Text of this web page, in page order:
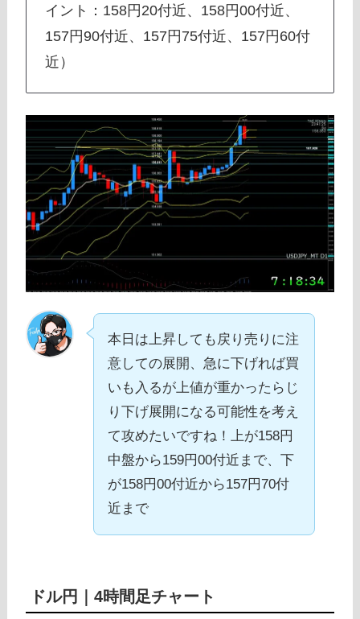
イント：158円20付近、158円00付近、
157円90付近、157円75付近、157円60付
近）
本日は上昇しても戻り売りに注
意しての展開、急に下げれば買
いも入るが上値が重かったらじ
り下げ展開になる可能性を考え
て攻めたいですね！上が158円
中盤から159円00付近まで、下
が158円00付近から157円70付
近まで
ドル円｜4時間足チャート